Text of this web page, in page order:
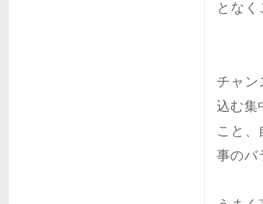
とな
チャン
込む集
こと、
事のバ